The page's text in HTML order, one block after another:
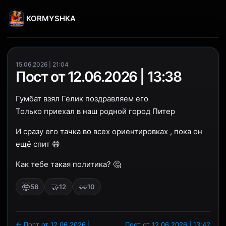
KORMYSHKA
15.06.2026 | 21:04
Пост от 12.06.2026 | 13:38
Гумбат взял Гелик поздравляем его
Только приехал в наш родной город Питер
И сразу его тачка во всех ориентировках , пока он
ещё спит 😄
Как тебе такая политика? 🤔
🤯58 🤝12 👀10